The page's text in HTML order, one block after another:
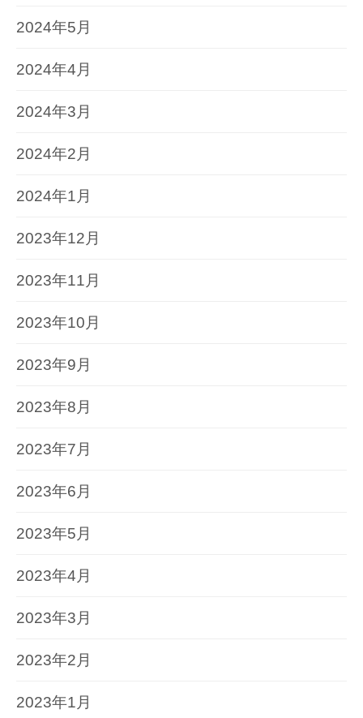
2024年5月
2024年4月
2024年3月
2024年2月
2024年1月
2023年12月
2023年11月
2023年10月
2023年9月
2023年8月
2023年7月
2023年6月
2023年5月
2023年4月
2023年3月
2023年2月
2023年1月